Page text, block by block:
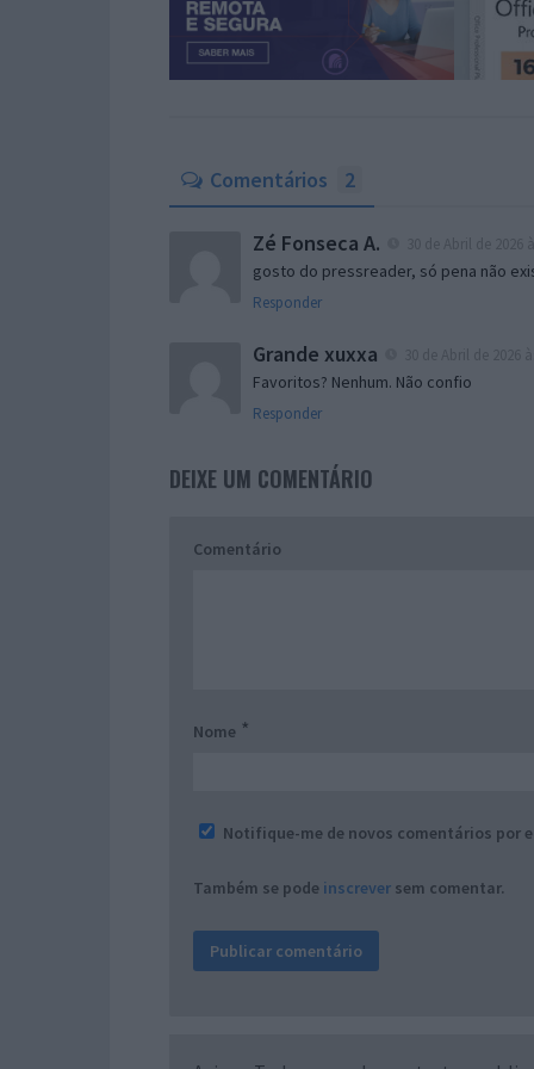
Comentários 2
Zé Fonseca A.
gosto do pressreader, só pena não
Responder
Grande xuxxa
Favoritos? Nenhum. Não confio
Responder
DEIXE UM COMENTÁRIO
Comentário
Nome *
Notifique-me de novos comentários por
Também se pode inscrever sem comentar.